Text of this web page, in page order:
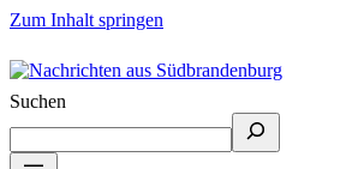
Zum Inhalt springen
Suchen